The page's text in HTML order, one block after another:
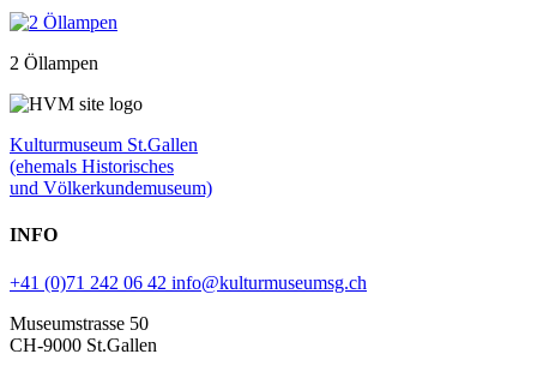
2 Öllampen
Kulturmuseum St.Gallen
(ehemals Historisches
und Völkerkundemuseum)
INFO
+41 (0)71 242 06 42 info@kulturmuseumsg.ch
Museumstrasse 50
CH-9000 St.Gallen